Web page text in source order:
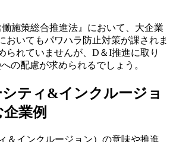
施策総合推進法』において、大企業
おいてもパワハラ防止対策が課されま
られていませんが、D＆I推進に取り
の配慮が求められるでしょう。
ティ&インクルージョ
業例
＆インクルージョン）の意味や推進